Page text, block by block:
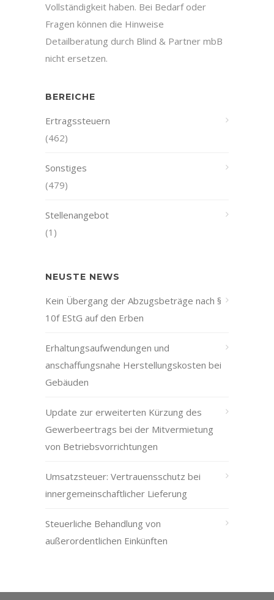
Vollständigkeit haben. Bei Bedarf oder
Fragen können die Hinweise
Detailberatung durch Blind & Partner mbB
nicht ersetzen.
BEREICHE
Ertragssteuern
(462)
Sonstiges
(479)
Stellenangebot
(1)
NEUSTE NEWS
Kein Übergang der Abzugsbeträge nach §
10f EStG auf den Erben
Erhaltungsaufwendungen und
anschaffungsnahe Herstellungskosten bei
Gebäuden
Update zur erweiterten Kürzung des
Gewerbeertrags bei der Mitvermietung
von Betriebsvorrichtungen
Umsatzsteuer: Vertrauensschutz bei
innergemeinschaftlicher Lieferung
Steuerliche Behandlung von
außerordentlichen Einkünften